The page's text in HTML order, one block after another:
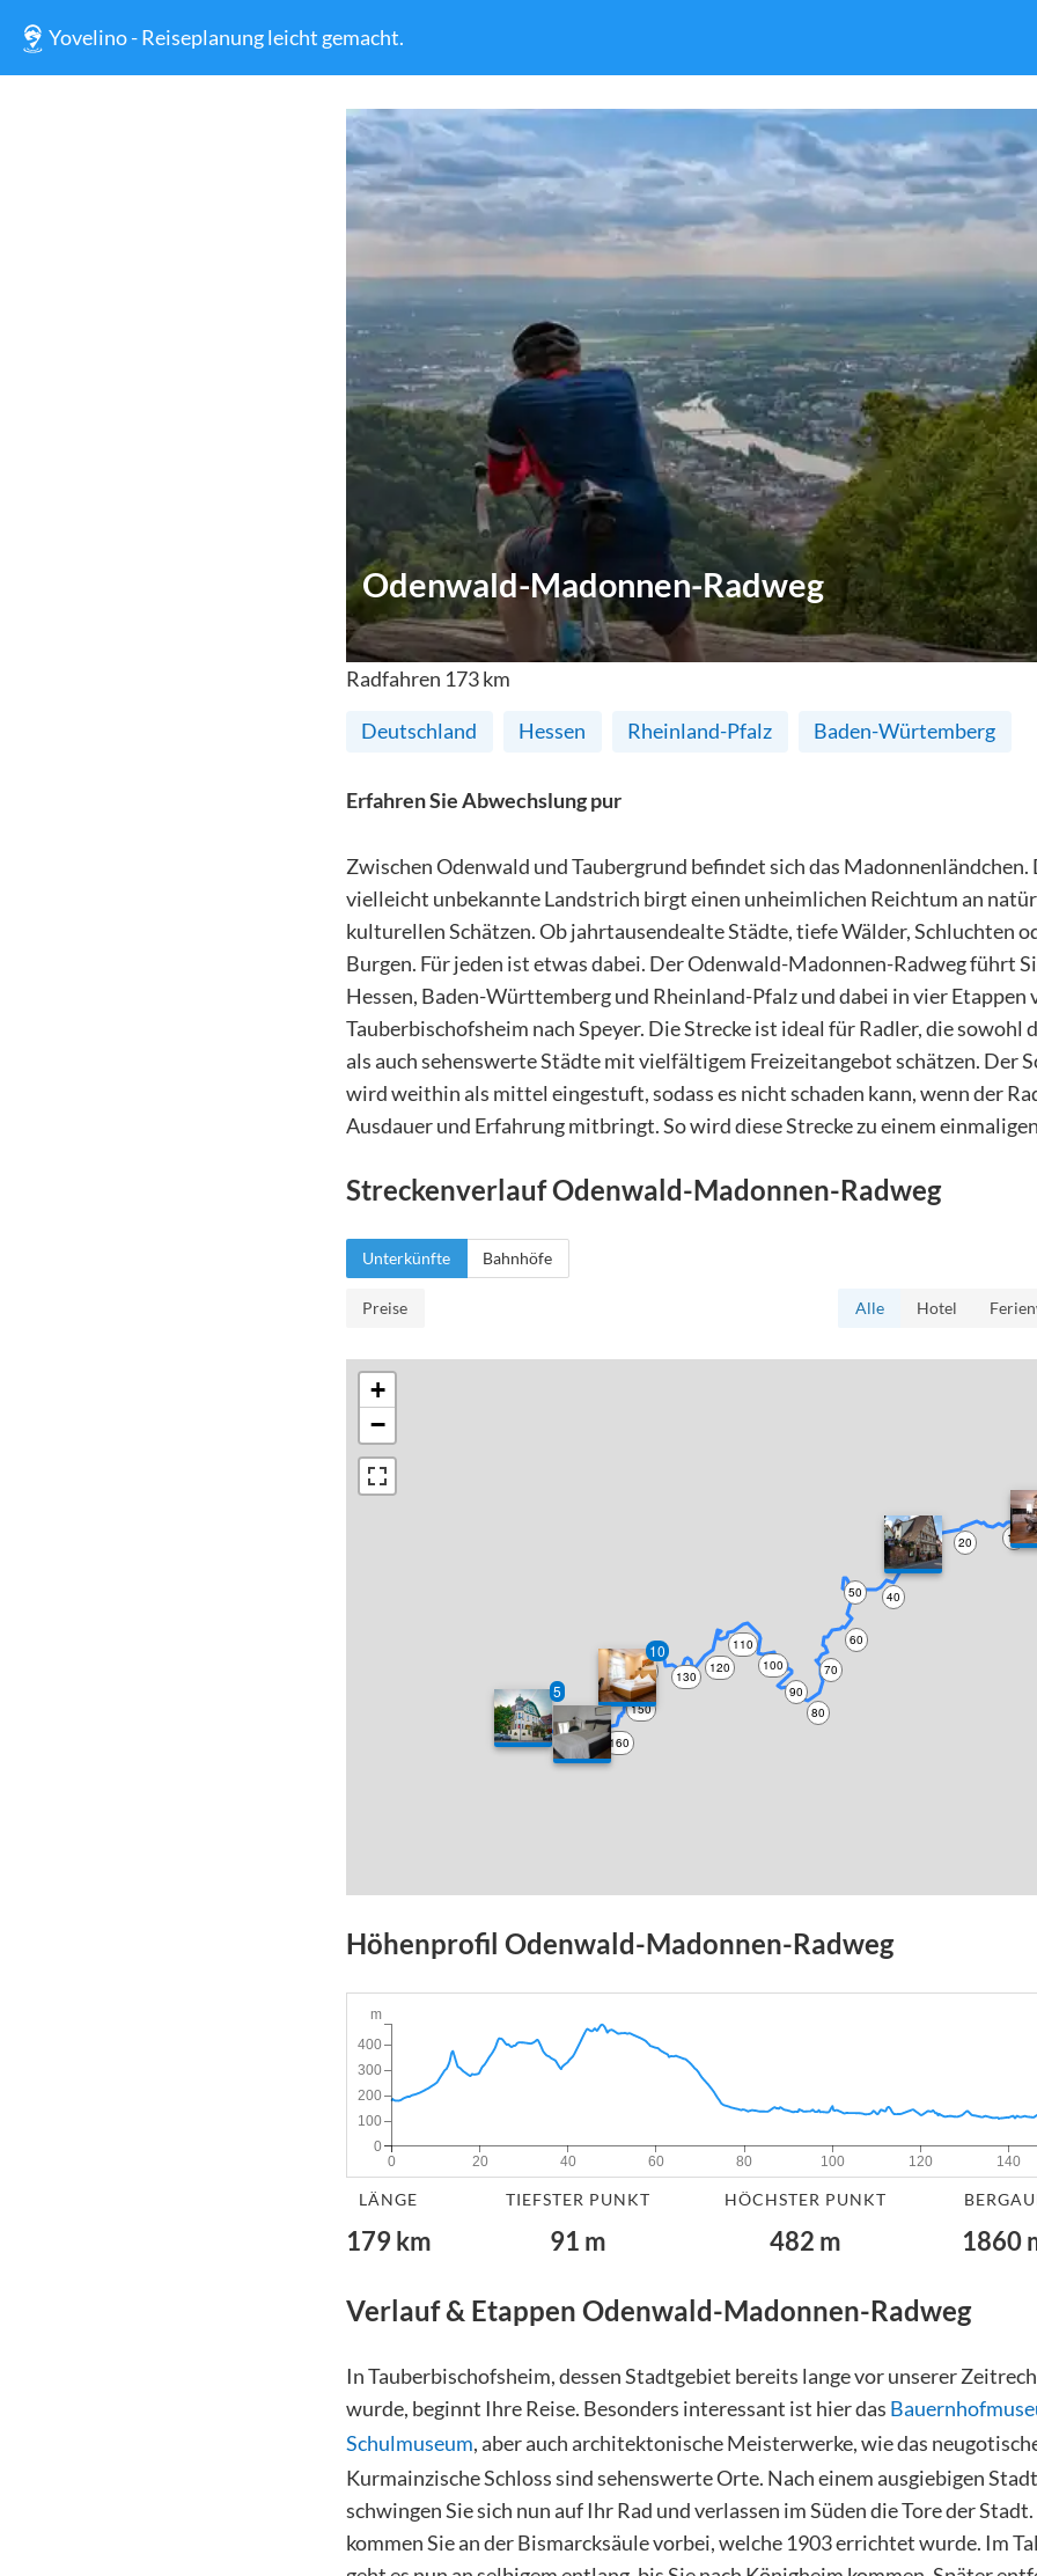
Yovelino - Reiseplanung leicht gemacht.
Odenwald-Madonnen-Radweg
Radfahren 173km
Deutschland Hessen Rheinland-Pfalz Baden-Würtemberg
Erfahren Sie Abwechslung pur
Zwischen Odenwald und Taubergrund befindet sich das Madonnenländchen.
vielleicht unbekannte Landstrich birgt einen unheimlichen Reichtum an
kulturellen Schätzen. Ob jahrtausendealte Städte, tiefe Wälder, Schluchten
Burgen. Für jeden ist etwas dabei. Der Odenwald-Madonnen-Radweg führt
Hessen, Baden-Württemberg und Rheinland-Pfalz und dabei in vier Etappen
Tauberbischofsheim nach Speyer. Die Strecke ist ideal für Radler, die sowohl
als auch sehenswerte Städte mit vielfältigem Freizeitangebot schätzen. Der
wird weithin als mittel eingestuft, sodass es nicht schaden kann, wenn der
Ausdauer und Erfahrung mitbringt. So wird diese Strecke zu einem
StreckenverlaufOdenwald-Madonnen-Radweg
Unterkünfte Bahnhöfe
Preise Alle Hotel
5
10
10
20
30
40
50
60
70
80
90
100
110
120
130
140
150
160
170
+
−
Höhenprofil Odenwald-Madonnen-Radweg
0 20 40 60 80 100 120 140
0
100
200
300
400
m
LÄNGE
179km
TIEFSTER PUNKT
91 m
HÖCHSTER PUNKT
482 m 1860
Verlauf & Etappen Odenwald-Madonnen-Radweg
In Tauberbischofsheim, dessen Stadtgebiet bereits lange vor unserer
wurde, beginnt Ihre Reise. Besonders interessant ist hier das
Schulmuseum, aber auch architektonische Meisterwerke, wie das
Kurmainzische Schloss sind sehenswerte Orte. Nach einem ausgiebigen
schwingen Sie sich nun auf Ihr Rad und verlassen im Süden die Tore der
kommen Sie an der Bismarcksäule vorbei, welche 1903 errichtet wurde. Im